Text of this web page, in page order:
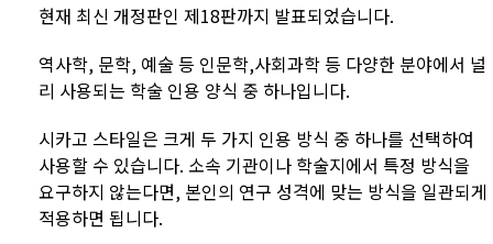
현재 최신 개정판인 제18판까지 발표되었습니다.
역사학, 문학, 예술 등 인문학,사회과학 등 다양한 분야에서 널
리 사용되는 학술 인용 양식 중 하나입니다.
시카고 스타일은 크게 두 가지 인용 방식 중 하나를 선택하여
사용할 수 있습니다. 소속 기관이나 학술지에서 특정 방식을
요구하지 않는다면, 본인의 연구 성격에 맞는 방식을 일관되게
적용하면 됩니다.